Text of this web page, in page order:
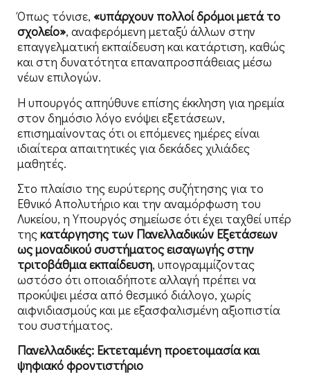
Όπως τόνισε, «υπάρχουν πολλοί δρόμοι μετά το
σχολείο», αναφερόμενη μεταξύ άλλων στην
επαγγελματική εκπαίδευση και κατάρτιση, καθώς
και στη δυνατότητα επαναπροσπάθειας μέσω
νέων επιλογών.
Η υπουργός απηύθυνε επίσης έκκληση για ηρεμία
στον δημόσιο λόγο ενόψει εξετάσεων,
επισημαίνοντας ότι οι επόμενες ημέρες είναι
ιδιαίτερα απαιτητικές για δεκάδες χιλιάδες
μαθητές.
Στο πλαίσιο της ευρύτερης συζήτησης για το
Εθνικό Απολυτήριο και την αναμόρφωση του
Λυκείου, η Υπουργός σημείωσε ότι έχει ταχθεί υπέρ
τηςκατάργησης των Πανελλαδικών Εξετάσεων
ως μοναδικού συστήματος εισαγωγής στην
τριτοβάθμια εκπαίδευση, υπογραμμίζοντας
ωστόσο ότι οποιαδήποτε αλλαγή πρέπει να
προκύψει μέσα από θεσμικό διάλογο, χωρίς
αιφνιδιασμούς και με εξασφαλισμένη αξιοπιστία
του συστήματος.
Πανελλαδικές: Εκτεταμένη προετοιμασία και
ψηφιακό φροντιστήριο